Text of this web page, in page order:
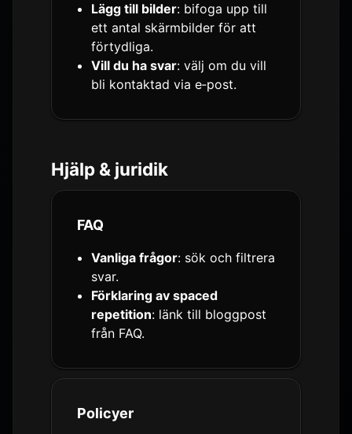
Lägg till bilder: bifoga upp till
ett antal skärmbilder för att
förtydliga.
Vill du ha svar: välj om du vill
bli kontaktad via e‑post.
Hjälp & juridik
FAQ
Vanliga frågor: sök och filtrera
svar.
Förklaring av spaced
repetition: länk till bloggpost
från FAQ.
Policyer